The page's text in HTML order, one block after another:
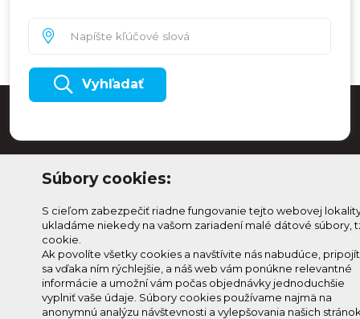
Vyhľadať
Prihlásenie
Zmeniť
Odoberaj Kam na
Horehroní
Prihlás sa na odber a
Súbory cookies:
S cieľom zabezpečiť riadne fungovanie tejto webovej
ukladáme niekedy na vašom zariadení malé dátové súbory,
cookie.
Ak povolíte všetky cookies a navštívite nás nabudúce,
sa vďaka ním rýchlejšie, a náš web vám ponúkne relevantné
informácie a umožní vám počas objednávky jednoduchšie
vyplniť vaše údaje. Súbory cookies používame najmä na
anonymnú analýzu návštevnosti a vylepšovania našich